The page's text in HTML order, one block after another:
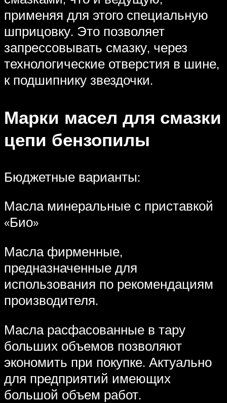
применяя для этого специальную
шприцовку. Это позволяет
запрессовывать смазку, через
технологические отверстия в шине,
к подшипнику звездочки.
Марки масел для смазки
цепи бензопилы
Бюджетные варианты:
Масла минеральные с приставкой
«Био»
Масла фирменные,
предназначенные для
использования по рекомендациям
производителя.
Масла расфасованные в тару
больших объемов позволяют
экономить при покупке. Актуально
для предприятий имеющих
большой объем работ.